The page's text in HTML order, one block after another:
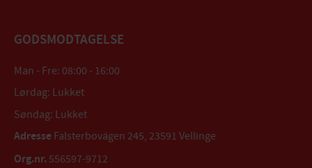
GODSMODTAGELSE
Man - Fre: 08:00 - 16:00
Lørdag: Lukket
Søndag: Lukket
Adresse Falsterbovägen 245, 23591 Vellinge
Org.nr. 556597-9712